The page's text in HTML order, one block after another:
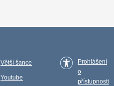
Větší šance
Youtube
Prohlášení
o
přístupnosti